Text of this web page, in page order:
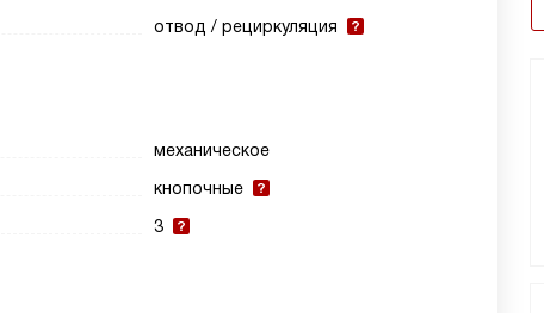
отвод / рециркуляция
механическое
кнопочные
3